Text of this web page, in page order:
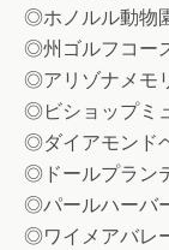
◎ホノルル動物
◎州ゴルフコー
◎アリゾナメモ
◎ビショップミ
◎ダイアモンド
◎ドールプラン
◎パールハーバ
◎ワイメアバレ